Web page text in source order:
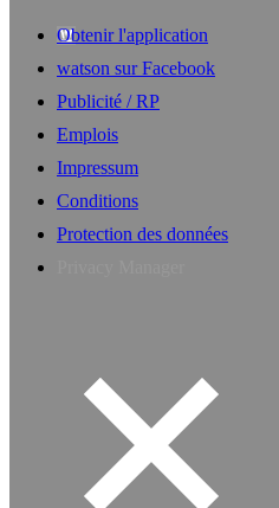
Obtenir l'application
watson sur Facebook
Publicité / RP
Emplois
Impressum
Conditions
Protection des données